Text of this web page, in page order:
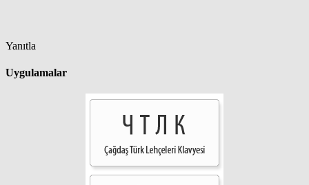
Yanıtla
Uygulamalar